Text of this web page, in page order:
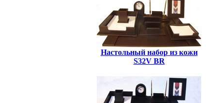
Настольный набор из кожи
S32V BR